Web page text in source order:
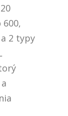
2 typy